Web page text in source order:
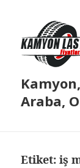
Araba,
Etiket:iş